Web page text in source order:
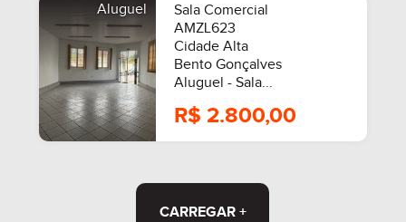
Aluguel
Sala Comercial
AMZL623
Cidade Alta
Bento Gonçalves
Aluguel - Sala...
R$ 2.800,00
CARREGAR +